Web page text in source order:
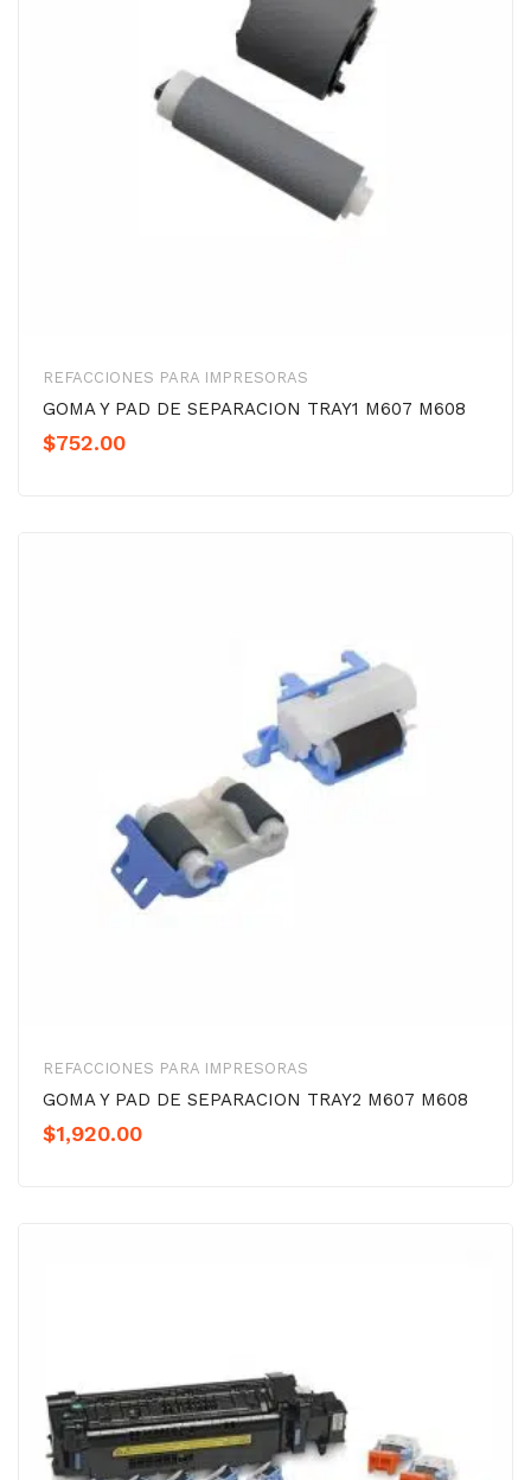
REFACCIONES PARA IMPRESORAS
GOMA Y PAD DE SEPARACION TRAY1 M607 M608
$752.00
REFACCIONES PARA IMPRESORAS
GOMA Y PAD DE SEPARACION TRAY2 M607 M608
$1,920.00